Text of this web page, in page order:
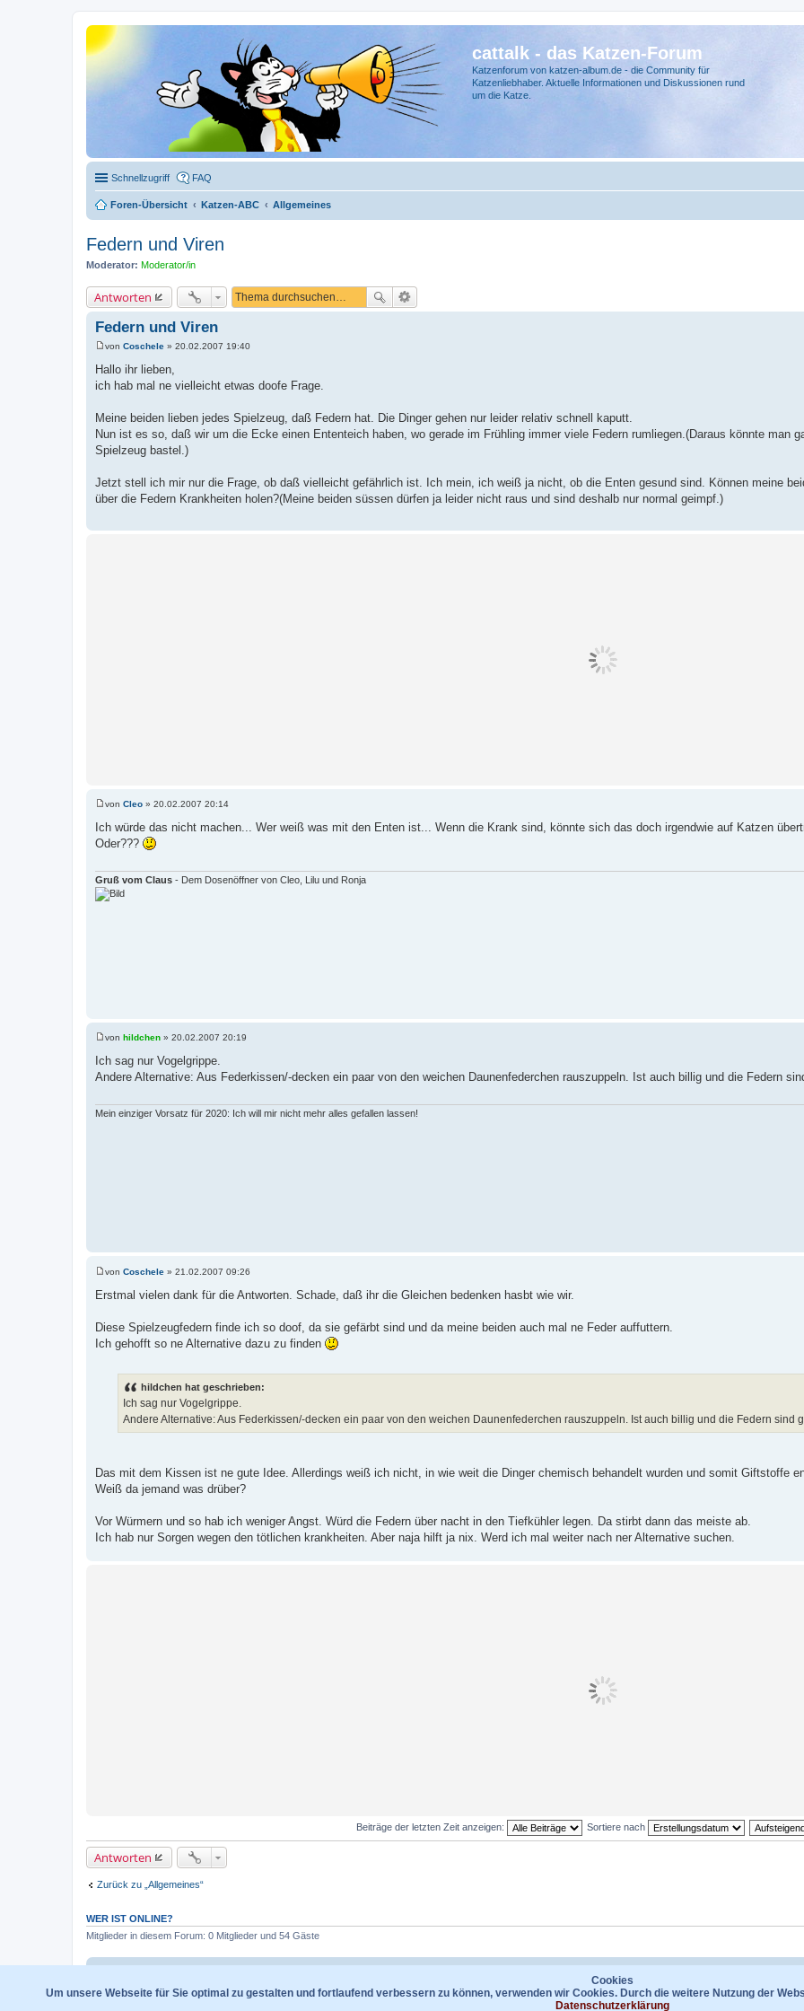
cattalk - das Katzen-Forum
Katzenforum von katzen-album.de - die Community für
Katzenliebhaber. Aktuelle Informationen und Diskussionen rund
um die Katze.
Schnellzugriff FAQ
Foren-Übersicht Katzen-ABC Allgemeines
Federn und Viren
Moderator: Moderator/in
Antworten
Federn und Viren
e
i
t
g
von Coschele » 20.02.2007 19:40
Hallo ihr lieben,
ich hab mal ne vielleicht etwas doofe Frage.
Meine beiden lieben jedes Spielzeug, daß Federn hat. Die Dinger gehen nur leider relativ schnell kaputt.
Nun ist es so, daß wir um die Ecke einen Ententeich haben, wo gerade im Frühling immer viele Federn rumliegen.(Daraus könnte man
Spielzeug bastel.)
Jetzt stell ich mir nur die Frage, ob daß vielleicht gefährlich ist. Ich mein, ich weiß ja nicht, ob die Enten gesund sind. Können meine
über die Federn Krankheiten holen?(Meine beiden süssen dürfen ja leider nicht raus und sind deshalb nur normal geimpf.)
e
i
t
g
von Cleo » 20.02.2007 20:14
Ich würde das nicht machen... Wer weiß was mit den Enten ist... Wenn die Krank sind, könnte sich das doch irgendwie auf Katzen
Oder???
Gruß vom Claus - Dem Dosenöffner von Cleo, Lilu und Ronja
e
i
t
g
von hildchen » 20.02.2007 20:19
Ich sag nur Vogelgrippe.
Andere Alternative: Aus Federkissen/-decken ein paar von den weichen Daunenfederchen rauszuppeln. Ist auch billig und die Federn
Mein einziger Vorsatz für 2020: Ich will mir nicht mehr alles gefallen lassen!
a
g
von Coschele » 21.02.2007 09:26
Erstmal vielen dank für die Antworten. Schade, daß ihr die Gleichen bedenken hasbt wie wir.
Diese Spielzeugfedern finde ich so doof, da sie gefärbt sind und da meine beiden auch mal ne Feder auffuttern.
Ich gehofft so ne Alternative dazu zu finden
hildchen hat geschrieben:
Ich sag nur Vogelgrippe.
Andere Alternative: Aus Federkissen/-decken ein paar von den weichen Daunenfederchen rauszuppeln. Ist auch billig und die Federn sind
Das mit dem Kissen ist ne gute Idee. Allerdings weiß ich nicht, in wie weit die Dinger chemisch behandelt wurden und somit Giftstoffe
Weiß da jemand was drüber?
Vor Würmern und so hab ich weniger Angst. Würd die Federn über nacht in den Tiefkühler legen. Da stirbt dann das meiste ab.
Ich hab nur Sorgen wegen den tötlichen krankheiten. Aber naja hilft ja nix. Werd ich mal weiter nach ner Alternative suchen.
Beiträge der letzten Zeit anzeigen: Sortiere nach
Antworten
Zurück zu „Allgemeines“
WER IST ONLINE?
Mitglieder in diesem Forum: 0 Mitglieder und 54 Gäste
Cookies
Um unsere Webseite für Sie optimal zu gestalten und fortlaufend verbessern zu können, verwenden wir Cookies. Durch die weitere Nutzung der
Datenschutzerklärung
Powered byphpBB ® Forum Software © phpBB Limited
Deutsche Übersetzung durchphpBB.de